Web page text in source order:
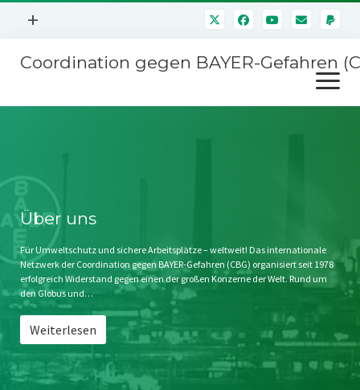
Menü
+
Mitmachen
Kontakt
Impressum
Störfälle
Coordination gegen BAYER-Gefahren
Menü
öffnen
Stichwort BAYER
Jahrestagung
SPENDEN
Über uns
Für Umweltschutz und sichere Arbeitsplätze – weltweit! Das internationale
Netzwerk der Coordination gegen BAYER-Gefahren (CBG) organisiert seit 1978
erfolgreich Widerstand gegen einen der großen Konzerne der Welt. Rund um
den Globus und…
Weiterlesen